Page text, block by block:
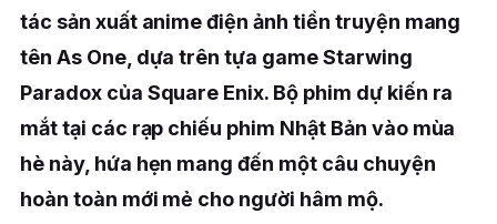
tác sản xuất anime điện ảnh tiền truyện mang
tên As One, dựa trên tựa game Starwing
Paradox của Square Enix. Bộ phim dự kiến ra
mắt tại các rạp chiếu phim Nhật Bản vào mùa
hè này, hứa hẹn mang đến một câu chuyện
hoàn toàn mới mẻ cho người hâm mộ.